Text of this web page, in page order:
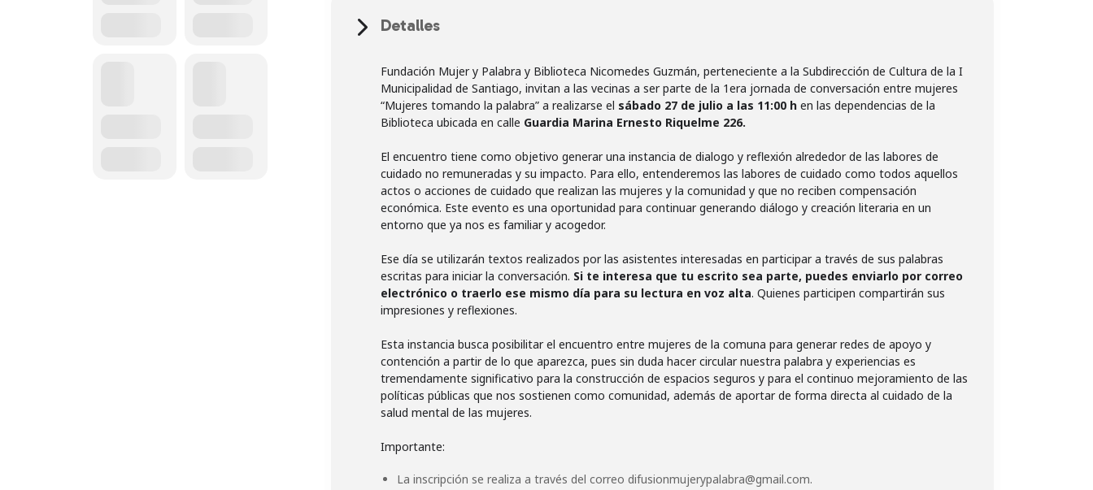
Detalles
Fundación Mujer y Palabra y Biblioteca Nicomedes Guzmán, perteneciente a la Subdirección de Cultura de la I
Municipalidad de Santiago, invitan a las vecinas a ser parte de la 1era jornada de conversación entre mujeres
“Mujeres tomando la palabra” a realizarse el sábado 27 de julio a las 11:00 h en las dependencias de la
Biblioteca ubicada en calle Guardia Marina Ernesto Riquelme 226.
El encuentro tiene como objetivo generar una instancia de dialogo y reflexión alrededor de las labores de
cuidado no remuneradas y su impacto. Para ello, entenderemos las labores de cuidado como todos aquellos
actos o acciones de cuidado que realizan las mujeres y la comunidad y que no reciben compensación
económica. Este evento es una oportunidad para continuar generando diálogo y creación literaria en un
entorno que ya nos es familiar y acogedor.
Ese día se utilizarán textos realizados por las asistentes interesadas en participar a través de sus palabras
escritas para iniciar la conversación. Si te interesa que tu escrito sea parte, puedes enviarlo por correo
electrónico o traerlo ese mismo día para su lectura en voz alta. Quienes participen compartirán sus
impresiones y reflexiones.
Esta instancia busca posibilitar el encuentro entre mujeres de la comuna para generar redes de apoyo y
contención a partir de lo que aparezca, pues sin duda hacer circular nuestra palabra y experiencias es
tremendamente significativo para la construcción de espacios seguros y para el continuo mejoramiento de las
políticas públicas que nos sostienen como comunidad, además de aportar de forma directa al cuidado de la
salud mental de las mujeres.
La inscripción se realiza a través del correo difusionmujerypalabra@gmail.com.